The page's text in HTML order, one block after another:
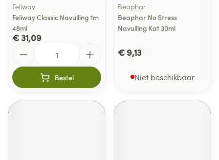
Feliway
Feliway Classic Navulling 1m
48ml
€ 31,09
Bestel
Beaphar
Beaphar No Stress
Navulling Kat 30ml
€ 9,13
Niet beschikbaar